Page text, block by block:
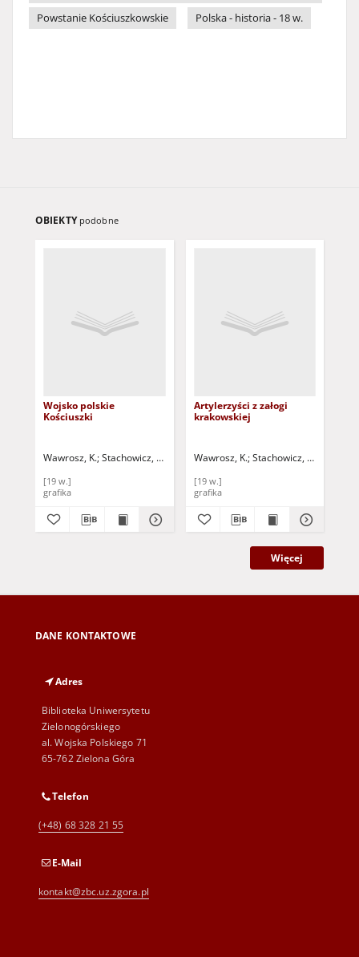
Powstanie Kościuszkowskie
Polska - historia - 18 w.
OBIEKTY podobne
Wojsko polskie
Kościuszki
Wawrosz, K. Stachowicz, Michał (malarz ; 1768-1825)
[19 w.]
grafika
Artylerzyści z załogi
krakowskiej
Wawrosz, K. Stachowicz, Michał
[19 w.]
grafika
Więcej
DANE KONTAKTOWE
Adres
Biblioteka Uniwersytetu
Zielonogórskiego
al. Wojska Polskiego 71
65-762 Zielona Góra
Telefon
(+48) 68 328 21 55
E-Mail
kontakt@zbc.uz.zgora.pl